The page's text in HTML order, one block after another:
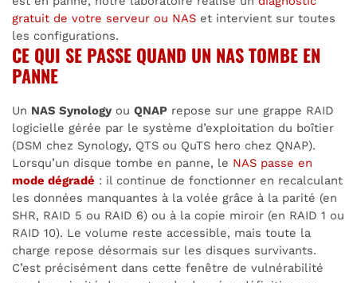
gratuit de votre serveur ou NAS et intervient sur toutes
les configurations.
CE QUI SE PASSE QUAND UN NAS TOMBE EN
PANNE
Un NAS Synology ou QNAP repose sur une grappe RAID
logicielle gérée par le système d’exploitation du boîtier
(DSM chez Synology, QTS ou QuTS hero chez QNAP).
Lorsqu’un disque tombe en panne, le NAS passe en
mode dégradé : il continue de fonctionner en recalculant
les données manquantes à la volée grâce à la parité (en
SHR, RAID 5 ou RAID 6) ou à la copie miroir (en RAID 1 ou
RAID 10). Le volume reste accessible, mais toute la
charge repose désormais sur les disques survivants.
C’est précisément dans cette fenêtre de vulnérabilité